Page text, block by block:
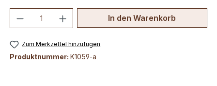
Produkt Anzahl: Gib denIn den Warenkorb
Zum Merkzettel hinzufügen
Produktnummer: K1059-a